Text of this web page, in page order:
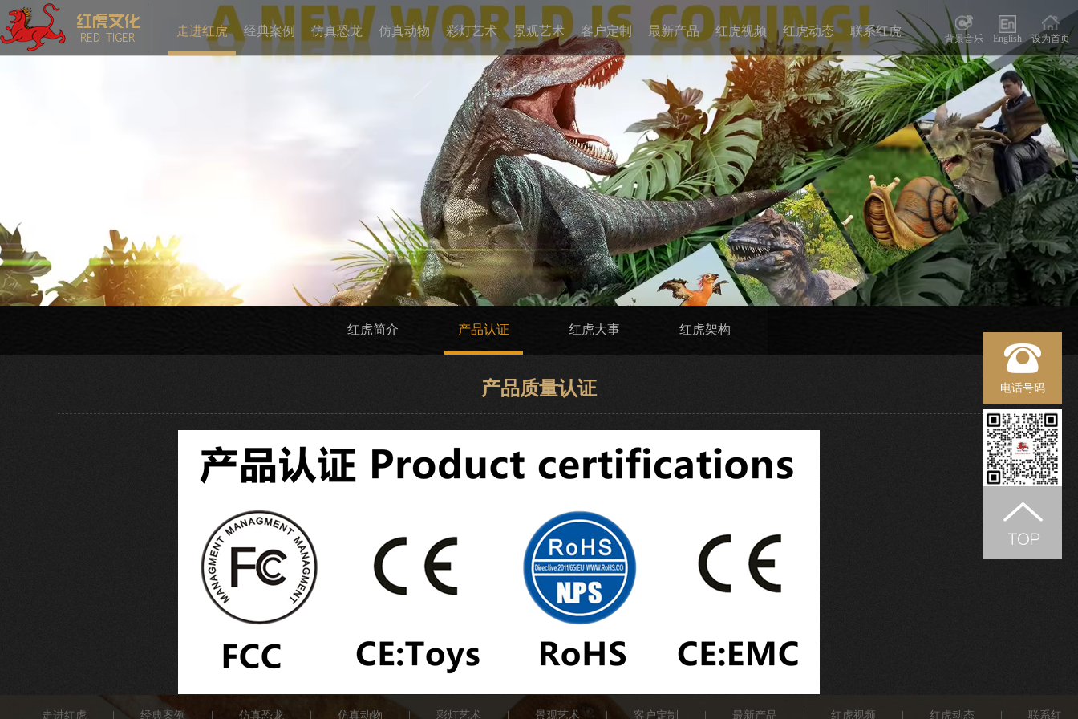
走进红虎 经典案例 仿真恐龙 仿真动物 彩灯艺术 景观艺术 客户定制 最新产品 红虎视频 红虎动态 联系红虎
背景音乐 English 设为首页
红虎简介 产品认证 红虎大事 红虎架构
产品质量认证
走进红虎 经典案例 仿真恐龙 仿真动物 彩灯艺术 | 景观艺术 客户定制 最新产品 红虎视频 红虎动态 联系红
电话号码